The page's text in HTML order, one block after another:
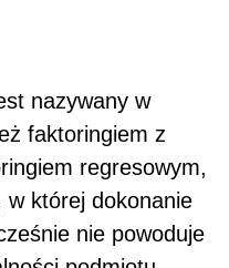
nazywany w
faktoringiem z
regresowym,
w której dokonanie
nie powoduje